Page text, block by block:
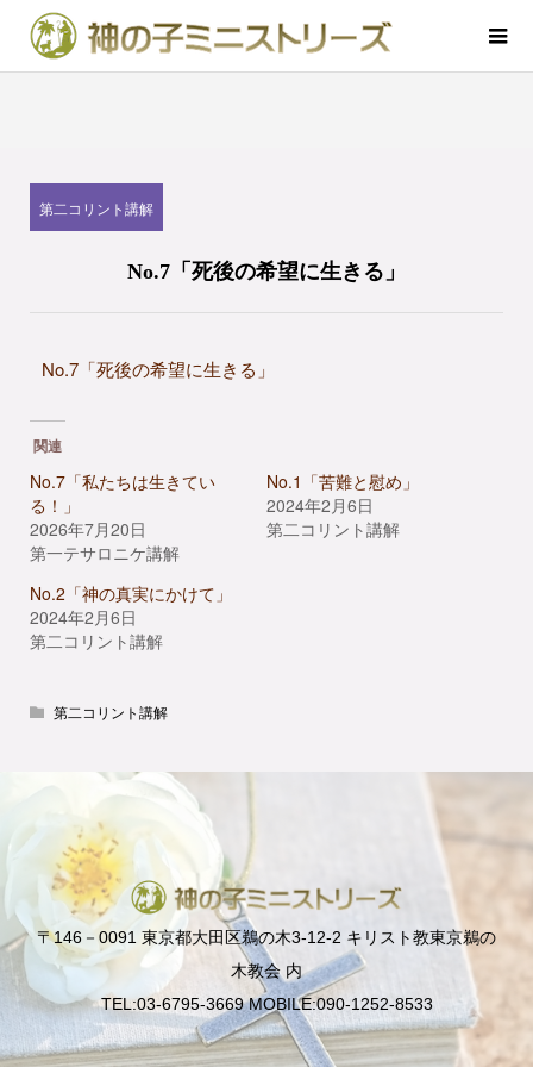
第二コリント講解
No.7「死後の希望に生きる」
No.7「死後の希望に生きる」
関連
No.7「私たちは生きてい
る！」
2026年7月20日
第一テサロニケ講解
No.1「苦難と慰め」
2024年2月6日
第二コリント講解
No.2「神の真実にかけて」
2024年2月6日
第二コリント講解
第二コリント講解
〒146－0091 東京都大田区鵜の木3-12-2 キリスト教東京鵜の
木教会 内
TEL:03-6795-3669 MOBILE:090-1252-8533